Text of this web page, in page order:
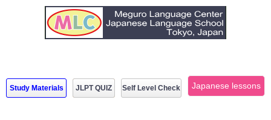
Study Materials JLPT QUIZ Self Level Check Japanese lessons